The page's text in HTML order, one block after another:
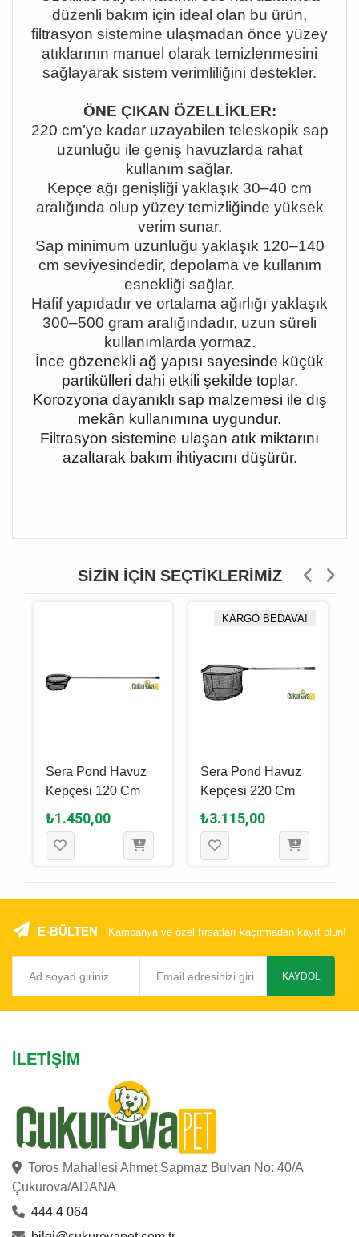
düzenli bakım için ideal olan bu ürün,
filtrasyon sistemine ulaşmadan önce yüzey
atıklarının manuel olarak temizlenmesini
sağlayarak sistem verimliliğini destekler.
ÖNE ÇIKAN ÖZELLİKLER:
220 cm’ye kadar uzayabilen teleskopik sap
uzunluğu ile geniş havuzlarda rahat
kullanım sağlar.
Kepçe ağı genişliği yaklaşık 30–40 cm
aral ığında olup yüzey temizliğinde yüksek
verim sunar.
Sap minimum uzunluğu yaklaşık 120–140
cm seviyesindedir, depolama ve kullanım
esnekliği sağlar.
Hafif yapıdadır ve ortalama ağırlığı yaklaşık
300–500 gram aral ığındadır, uzun süreli
kullanımlarda yormaz.
İnce gözenekli ağ yapısı sayesinde küçük
partikülleri dahi etkili şekilde toplar.
Korozyona dayanıklı sap malzemesi ile dış
mekân kullanımına uygundur.
Filtrasyon sistemine ulaşan atık miktarını
azaltarak bakım ihtiyacını düşürür.
SIZIN İÇIN SEÇTIKLERIMIZ
Sera Pond Havuz
Kepçesi 120 Cm
₺1.450,00
KARGO BEDAVA!
Sera Pond Havuz
Kepçesi 220 Cm
₺3.115,00
E-BÜLTEN Kampanya ve özel fırsatları kaçırmadan kayıt olun!
KAYDOL
İLETIŞIM
Toros Mahallesi Ahmet Sapmaz Bulvarı No: 40/A
Çukurova/ADANA
444 4 064